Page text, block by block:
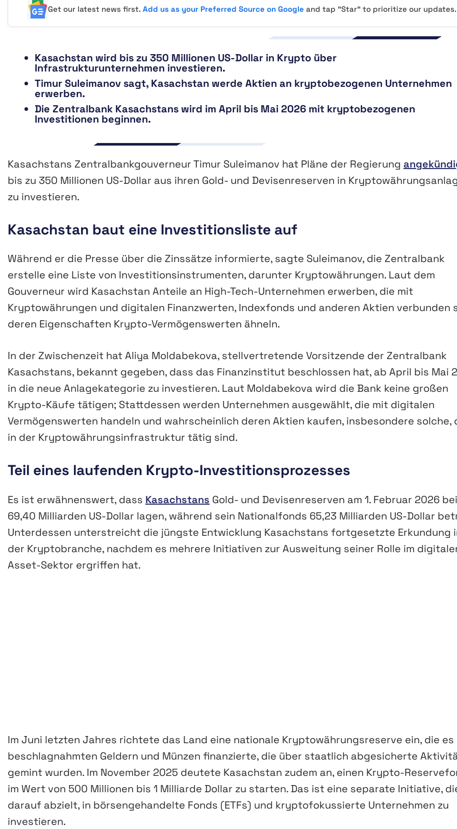
Get our latest news first.Add us as your Preferred Source on Google and tap "Star" to prioritize our updates.
Kasachstan wird bis zu 350 Millionen US-Dollar in Krypto über
Infrastrukturunternehmen investieren.
Timur Suleimanov sagt, Kasachstan werde Aktien an kryptobezogenen Unternehmen
erwerben.
Die Zentralbank Kasachstans wird im April bis Mai 2026 mit kryptobezogenen
Investitionen beginnen.
Kasachstans Zentralbankgouverneur Timur Suleimanov hat Pläne der Regierung
bis zu 350 Millionen US-Dollar aus ihren Gold- und Devisenreserven in
zu investieren.
Kasachstan baut eine Investitionsliste auf
Während er die Presse über die Zinssätze informierte, sagte Suleimanov, die Zentralbank
erstelle eine Liste von Investitionsinstrumenten, darunter Kryptowährungen. Laut dem
Gouverneur wird Kasachstan Anteile an High-Tech-Unternehmen erwerben, die mit
Kryptowährungen und digitalen Finanzwerten, Indexfonds und anderen Aktien verbunden
deren Eigenschaften Krypto-Vermögenswerten ähneln.
In der Zwischenzeit hat Aliya Moldabekova, stellvertretende Vorsitzende der Zentralbank
Kasachstans, bekannt gegeben, dass das Finanzinstitut beschlossen hat, ab April bis Mai
in die neue Anlagekategorie zu investieren. Laut Moldabekova wird die Bank keine großen
Krypto-Käufe tätigen; Stattdessen werden Unternehmen ausgewählt, die mit digitalen
Vermögenswerten handeln und wahrscheinlich deren Aktien kaufen, insbesondere solche,
in der Kryptowährungsinfrastruktur tätig sind.
Teil eines laufenden Krypto-Investitionsprozesses
Es ist erwähnenswert, dass Kasachstans Gold- und Devisenreserven am 1. Februar 2026 bei
69,40 Milliarden US-Dollar lagen, während sein Nationalfonds 65,23 Milliarden US-Dollar
Unterdessen unterstreicht die jüngste Entwicklung Kasachstans fortgesetzte Erkundung
der Kryptobranche, nachdem es mehrere Initiativen zur Ausweitung seiner Rolle im
Asset-Sektor ergriffen hat.
Im Juni letzten Jahres richtete das Land eine nationale Kryptowährungsreserve ein, die es
beschlagnahmten Geldern und Münzen finanzierte, die über staatlich abgesicherte
gemint wurden. Im November 2025 deutete Kasachstan zudem an, einen Krypto-
im Wert von 500 Millionen bis 1 Milliarde Dollar zu starten. Das ist eine separate Initiative,
darauf abzielt, in börsengehandelte Fonds (ETFs) und kryptofokussierte Unternehmen zu
investieren.